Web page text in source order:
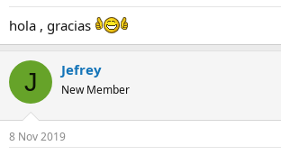
hola , gracias
J Jefrey
New Member
8 Nov 2019